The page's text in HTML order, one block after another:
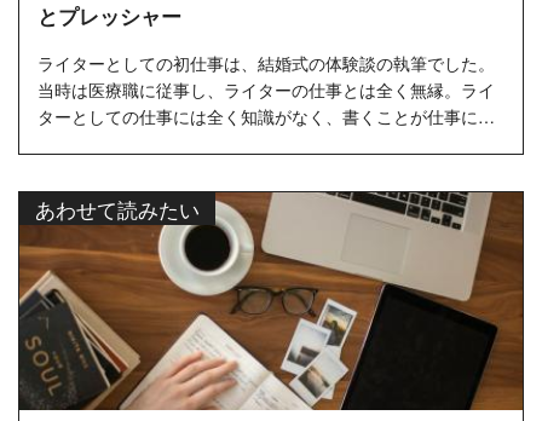
とプレッシャー
ライターとしての初仕事は、結婚式の体験談の執筆でした。
当時は医療職に従事し、ライターの仕事とは全く無縁。ライ
ターとしての仕事には全く知識がなく、書くことが仕事にな
あわせて読みたい